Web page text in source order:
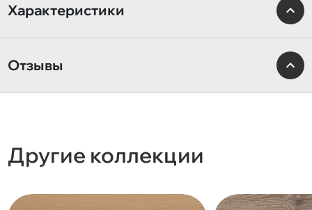
Характеристики
Отзывы
Другие коллекции